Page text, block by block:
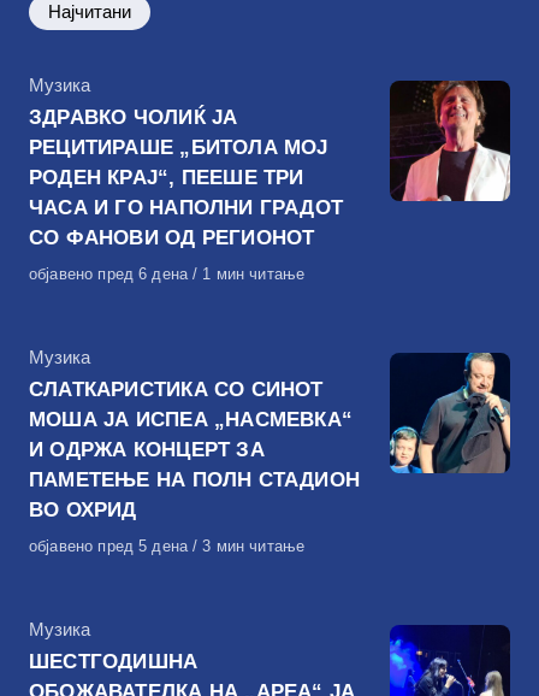
Најчитани
КАтегорија
Музика
ЗДРАВКО ЧОЛИЌ ЈА
РЕЦИТИРАШЕ „БИТОЛА МОЈ
РОДЕН КРАЈ“, ПЕЕШЕ ТРИ
ЧАСА И ГО НАПОЛНИ ГРАДОТ
СО ФАНОВИ ОД РЕГИОНОТ
Објавено
објавено пред 6 дена 1 мин читање
КАтегорија
Музика
СЛАТКАРИСТИКА СО СИНОТ
МОША ЈА ИСПЕА „НАСМЕВКА“
И ОДРЖА КОНЦЕРТ ЗА
ПАМЕТЕЊЕ НА ПОЛН СТАДИОН
ВО ОХРИД
Објавено
објавено пред 5 дена 3 мин читање
КАтегорија
Музика
ШЕСТГОДИШНА